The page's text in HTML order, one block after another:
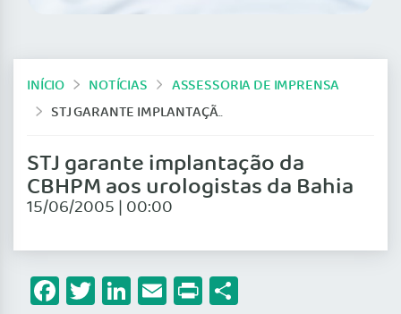
INÍCIO NOTÍCIAS
ASSESSORIA DE IMPRENSA
STJ GARANTE IMPLANTAÇÃO DA CBHPM AOS UROLOGISTAS DA BAHIA
STJ garante implantação da
CBHPM aos urologistas da Bahia
15/06/2005 | 00:00
Facebook
Twitter
LinkedIn
Email
Print